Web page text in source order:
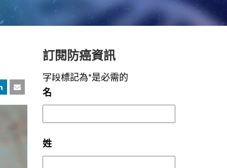
訂閱防癌資訊
字段標記為*是必需的
名
姓